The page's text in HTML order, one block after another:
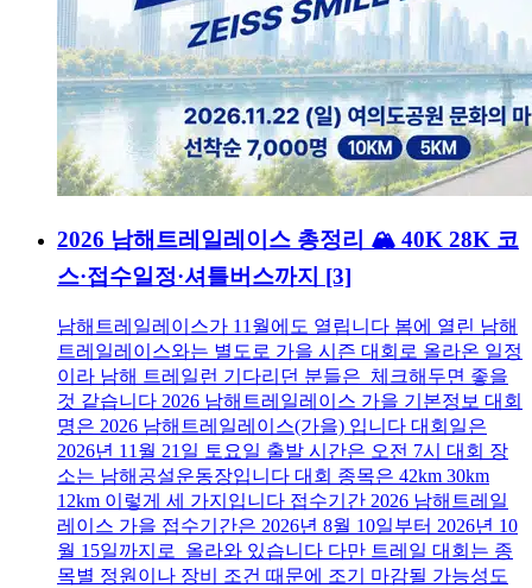
2026 남해트레일레이스 총정리 🏔️ 40K 28K 코
스·접수일정·셔틀버스까지 [3]
남해트레일레이스가 11월에도 열립니다 봄에 열린 남해
트레일레이스와는 별도로 가을 시즌 대회로 올라온 일정
이라 남해 트레일런 기다리던 분들은 체크해두면 좋을
것 같습니다 2026 남해트레일레이스 가을 기본정보 대회
명은 2026 남해트레일레이스(가을) 입니다 대회일은
2026년 11월 21일 토요일 출발 시간은 오전 7시 대회 장
소는 남해공설운동장입니다 대회 종목은 42km 30km
12km 이렇게 세 가지입니다 접수기간 2026 남해트레일
레이스 가을 접수기간은 2026년 8월 10일부터 2026년 10
월 15일까지로 올라와 있습니다 다만 트레일 대회는 종
목별 정원이나 장비 조건 때문에 조기 마감될 가능성도